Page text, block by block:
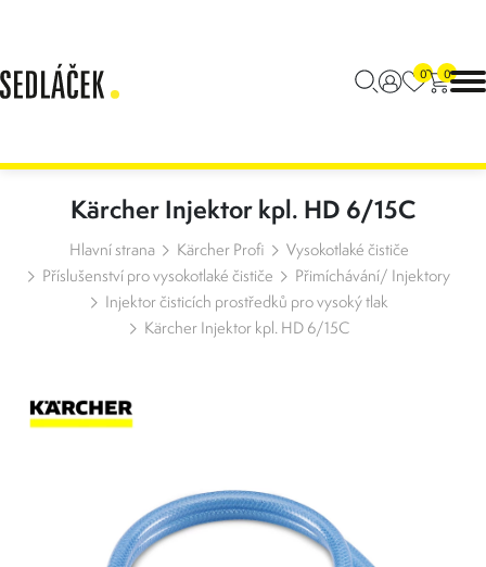
0 0
Kärcher Injektor kpl. HD 6/15C
Hlavní strana Kärcher Profi
Vysokotlaké čističe
Příslušenství pro vysokotlaké čističe
Přimíchávání/ Injektory
Injektor čisticích prostředků pro vysoký tlak
Kärcher Injektor kpl. HD 6/15C